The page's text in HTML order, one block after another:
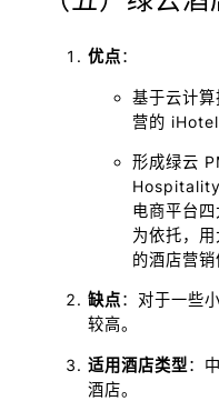
优点：
基于云计
营的 iHotel
形成绿云
Hospitality
电商平台
为依托，
的酒店营销
缺点：对于一些
较高。
适用酒店类型：
酒店。